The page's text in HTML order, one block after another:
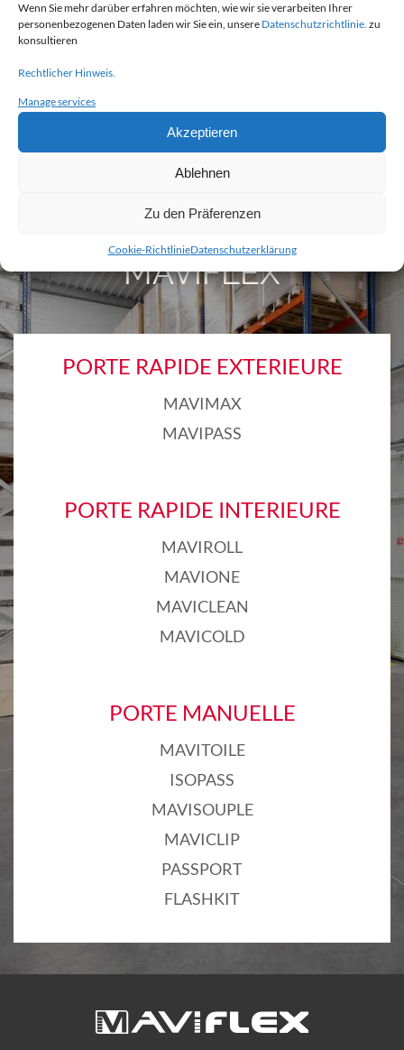
Wenn Sie mehr darüber erfahren möchten, wie wir sie verarbeiten Ihrer
personenbezogenen Daten laden wir Sie ein, unsere Datenschutzrichtlinie. zu
konsultieren
Rechtlicher Hinweis.
Manage services
Akzeptieren
Ablehnen
Zu den Präferenzen
Cookie-RichtlinieDatenschutzerklärung
UN BESOIN,
CONTACTEZ-NOUS
LES PRODUITS
MAVIFLEX
PORTE RAPIDE EXTERIEURE
MAVIMAX
MAVIPASS
PORTE RAPIDE INTERIEURE
MAVIROLL
MAVIONE
MAVICLEAN
MAVICOLD
PORTE MANUELLE
MAVITOILE
ISOPASS
MAVISOUPLE
MAVICLIP
PASSPORT
FLASHKIT